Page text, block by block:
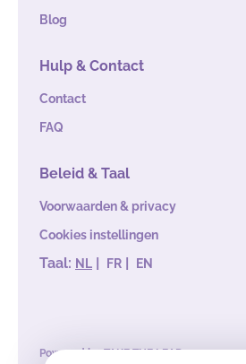
Blog
Hulp & Contact
Contact
FAQ
Beleid & Taal
Voorwaarden & privacy
Cookies instellingen
Taal: NL | FR | EN
Powered byTAKE THE LEAD